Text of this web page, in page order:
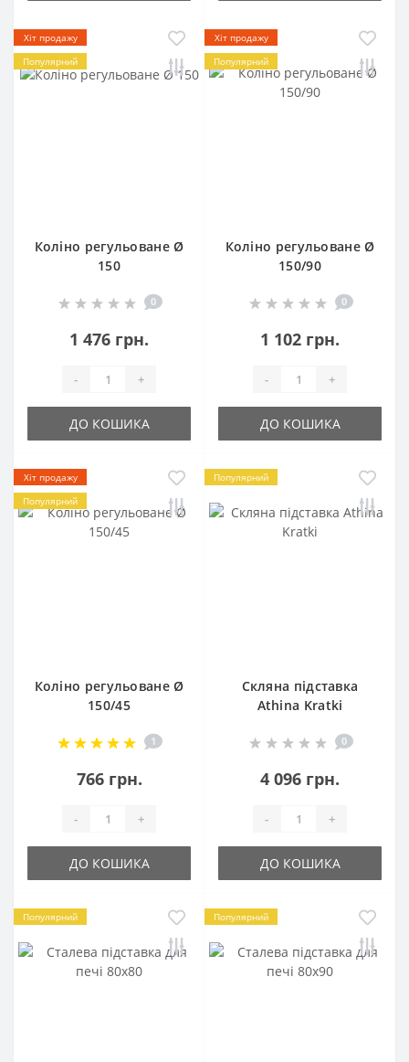
Хіт продажу
Популярний
Коліно регульоване Ø
150
0
1 476 грн.
- +
ДО КОШИКА
Хіт продажу
Популярний
Коліно регульоване Ø
150/90
0
1 102 грн.
- +
ДО КОШИКА
Хіт продажу
Популярний
Коліно регульоване Ø
150/45
1
766 грн.
- +
ДО КОШИКА
Популярний
Скляна підставка
Athina Kratki
0
4 096 грн.
- +
ДО КОШИКА
Популярний Популярний